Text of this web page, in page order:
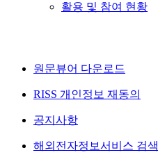
활용 및 참여 현황
원문뷰어 다운로드
RISS 개인정보 재동의
공지사항
해외전자정보서비스 검색